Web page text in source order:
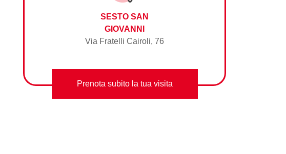
SESTO SAN
GIOVANNI
Via Fratelli Cairoli, 76
Prenota subito la tua visita